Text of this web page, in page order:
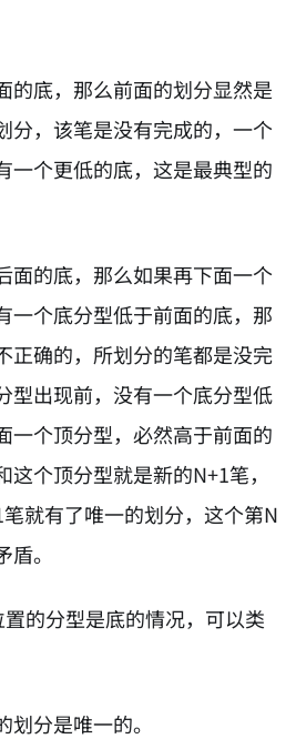
的底，那么前面的划分显然是
分，该笔是没有完成的，一个
一个更低的底，这是最典型的
面的底，那么如果再下面一个
一个底分型低于前面的底，那
正确的，所划分的笔都是没完
型出现前，没有一个底分型低
一个顶分型，必然高于前面的
个顶分型就是新的N+1笔，
就有了唯一的划分，这个第N
。
的分型是底的情况，可以类
分是唯一的。